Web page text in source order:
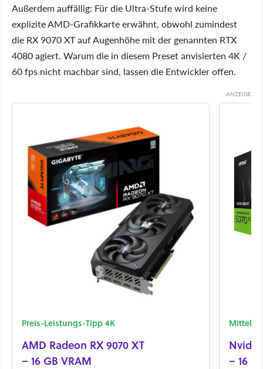
Außerdem auffällig: Für die Ultra-Stufe wird keine
explizite AMD-Grafikkarte erwähnt, obwohl zumindest
die RX 9070 XT auf Augenhöhe mit der genannten RTX
4080 agiert. Warum die in diesem Preset anvisierten 4K /
60 fps nicht machbar sind, lassen die Entwickler offen.
Preis-Leistungs-Tipp 4K
AMD Radeon RX 9070 XT
– 16 GB VRAM
Nvidia
– 16